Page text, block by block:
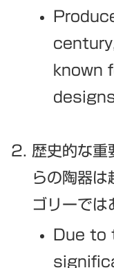
known
歴史的な重
らの陶器は
ゴリーでは
Due to